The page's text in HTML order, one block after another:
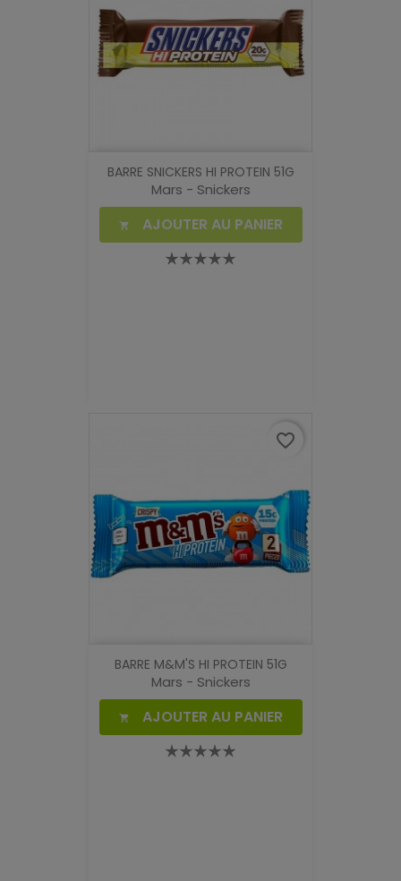
BARRE SNICKERS HI PROTEIN 51G
Mars - Snickers
 AJOUTER AU PANIER
BARRE M&M'S HI PROTEIN 51G
Mars - Snickers
 AJOUTER AU PANIER
favorite_border